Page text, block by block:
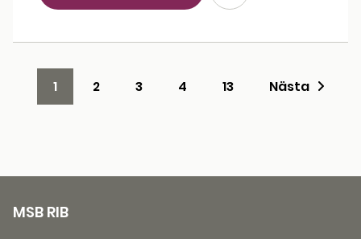
1 2 3 4 13 Nästa
MSB RIB